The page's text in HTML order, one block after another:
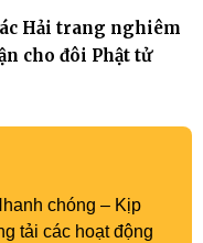
Hải trang nghiêm
cho đôi Phật tử
chóng – Kịp
tải các hoạt động